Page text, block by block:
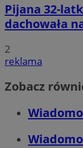
Pijana 32-
dachowała
2
reklama
Zobacz